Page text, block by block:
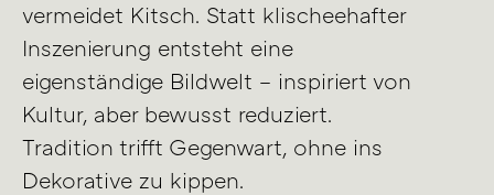
vermeidet Kitsch. Statt klischeehafter
Inszenierung entsteht eine
eigenständige Bildwelt – inspiriert von
Kultur, aber bewusst reduziert.
Tradition trifft Gegenwart, ohne ins
Dekorative zu kippen.